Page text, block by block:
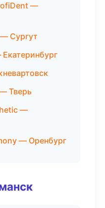
—
Сургут
Тверь
—
— Оренбург